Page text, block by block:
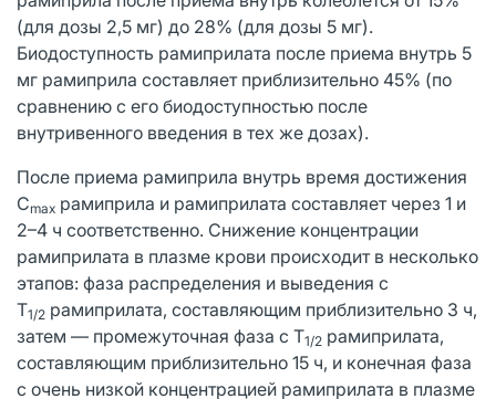
(для дозы 2,5 мг) до 28% (для дозы 5 мг).
Биодоступность рамиприлата после приема внутрь 5
мг рамиприла составляет приблизительно 45% (по
сравнению с его биодоступностью после
внутривенного введения в тех же дозах).
После приема рамиприла внутрь время достижения
Cmax рамиприла и рамиприлата составляет через 1 и
2–4 ч соответственно. Снижение концентрации
рамиприлата в плазме крови происходит в несколько
этапов: фаза распределения и выведения с
T1/2 рамиприлата, составляющим приблизительно 3 ч,
затем — промежуточная фаза с T1/2 рамиприлата,
составляющим приблизительно 15 ч, и конечная фаза
с очень низкой концентрацией рамиприлата в плазме